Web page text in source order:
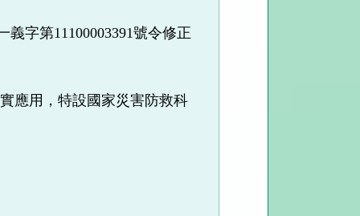
義字第11100003391號令修正
應用，特設國家災害防救科